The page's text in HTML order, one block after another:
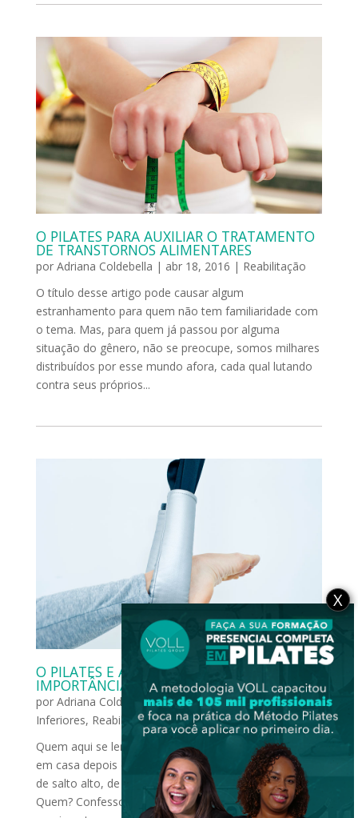
O PILATES PARA AUXILIAR O TRATAMENTO
DE TRANSTORNOS ALIMENTARES
por Adriana Coldebella | abr 18, 2016 | Reabilitação
O título desse artigo pode causar algum
estranhamento para quem não tem familiaridade com
o tema. Mas, para quem já passou por alguma
situação do gênero, não se preocupe, somos milhares
distribuídos por esse mundo afora, cada qual lutando
contra seus próprios...
O PILATES E A SAÚDE DOS PÉS: ENTENDA A
IMPORTÂNCIA!
por Adriana Coldebella|mar 4, 2016|Membros
Inferiores, Reabilitação
Quem aqui se lembra de massagear os pés ao chegar
em casa depois de um dia árduo de trabalho, de uso
de salto alto, de andanças para cima e para baixo?
Quem? Confesso que às vezes até eu, profissional do
X